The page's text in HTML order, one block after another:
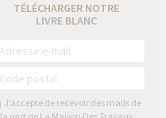
TÉLÉCHARGER NOTRE
LIVRE BLANC
J’accepte de recevoir des mails de